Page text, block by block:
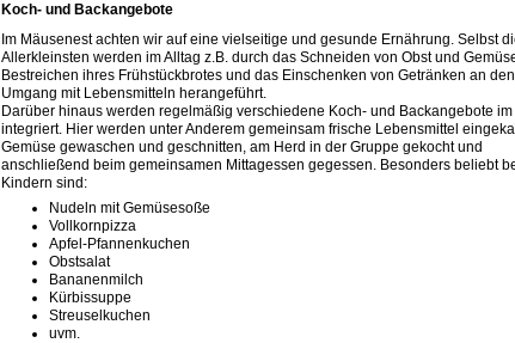
Koch- und Backangebote
Im Mäusenest achten wir auf eine vielseitige und gesunde Ernährung. Selbst
Allerkleinsten werden im Alltag z.B. durch das Schneiden von Obst und
Bestreichen ihres Frühstückbrotes und das Einschenken von Getränken an den
Umgang mit Lebensmitteln herangeführt.
Darüber hinaus werden regelmäßig verschiedene Koch- und Backangebote im
integriert. Hier werden unter Anderem gemeinsam frische Lebensmittel
Gemüse gewaschen und geschnitten, am Herd in der Gruppe gekocht und
anschließend beim gemeinsamen Mittagessen gegessen. Besonders beliebt
Kindern sind:
Nudeln mit Gemüsesoße
Vollkornpizza
Apfel-Pfannenkuchen
Obstsalat
Bananenmilch
Kürbissuppe
Streuselkuchen
uvm.